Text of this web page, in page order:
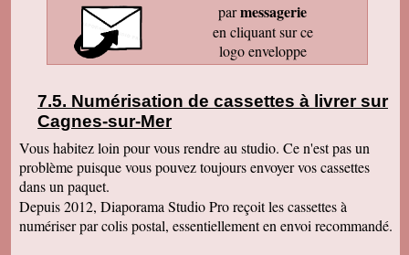
parmessagerie
en cliquant sur ce
logo enveloppe
Numérisation de cassettes à livrer sur
Cagnes-sur-Mer
Vous habitez loin pour vous rendre au studio. Ce n'est pas un
problème puisque vous pouvez toujours envoyer vos cassettes
dans un paquet.
Depuis 2012, Diaporama Studio Pro reçoit les cassettes à
numériser par colis postal, essentiellement en envoi recommandé.